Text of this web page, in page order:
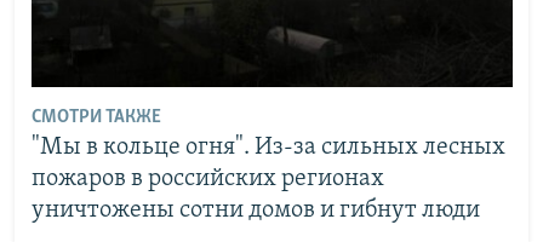
СМОТРИ ТАКЖЕ
"Мы в кольце огня". Из-за сильных лесных
пожаров в российских регионах
уничтожены сотни домов и гибнут люди